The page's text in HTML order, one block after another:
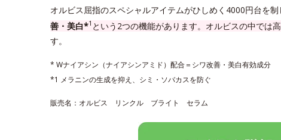
オルビス屈指のスペシャルアイテムがひしめく4000円台を
善・美白*1 という2つの機能があります。オルビスの中では高
す。
* Wナイアシン（ナイアシンアミド）配合＝シワ改善・美白有効成分
*1 メラニンの生成を抑え、シミ・ソバカスを防ぐ
販売名：オルビス リンクル ブライト セラム